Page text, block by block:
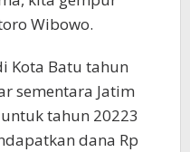
Wibowo.
Kota Batu tahun
sementara Jatim
tahun 20223
dana Rp